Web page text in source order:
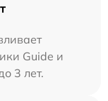
Guide и
3 лет.